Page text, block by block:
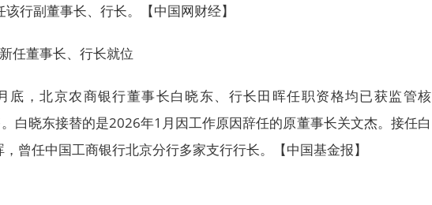
行副董事长、行长。【中国网财经】
任董事长、行长就位
底，北京农商银行董事长白晓东、行长田晖任职资格均已获监管核
白晓东接替的是2026年1月因工作原因辞任的原董事长关文杰。接任白
曾任中国工商银行北京分行多家支行行长。【中国基金报】